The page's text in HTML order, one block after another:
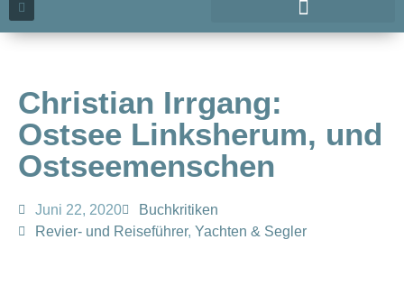
Christian Irrgang:
Ostsee Linksherum, und
Ostseemenschen
Juni 22, 2020
Buchkritiken
Revier- und Reiseführer, Yachten & Segler